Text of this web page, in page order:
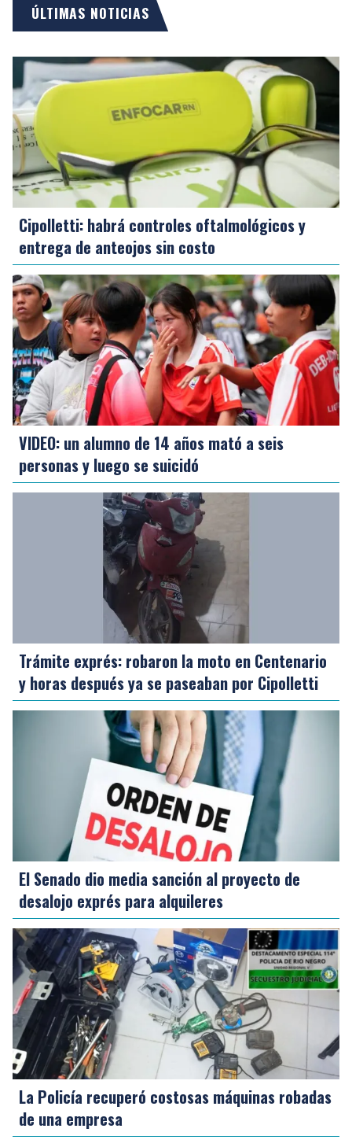
ÚLTIMAS NOTICIAS
Cipolletti: habrá controles oftalmológicos y
entrega de anteojos sin costo
VIDEO: un alumno de 14 años mató a seis
personas y luego se suicidó
Trámite exprés: robaron la moto en Centenario
y horas después ya se paseaban por Cipolletti
El Senado dio media sanción al proyecto de
desalojo exprés para alquileres
La Policía recuperó costosas máquinas robadas
de una empresa